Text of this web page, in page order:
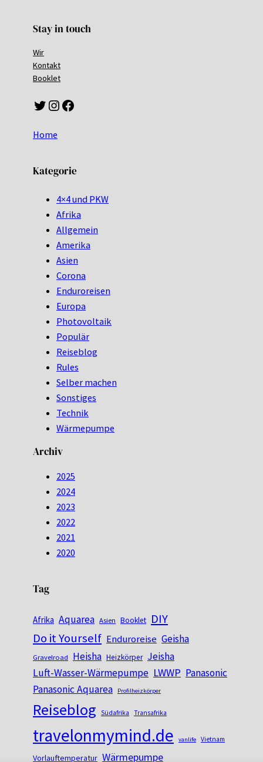
Stay in touch
Wir
Kontakt
Booklet
Twitter Instagram Facebook
Home
Kategorie
4×4 und PKW
Afrika
Allgemein
Amerika
Asien
Corona
Enduroreisen
Europa
Photovoltaik
Populär
Reiseblog
Rules
Selber machen
Sonstiges
Technik
Wärmepumpe
Archiv
2025
2024
2023
2022
2021
2020
Tag
Afrika Aquarea Asien Booklet DIY
Do it Yourself Enduroreise Geisha
Gravelroad Heisha Heizkörper Jeisha
Luft-Wasser-Wärmepumpe LWWP Panasonic
Panasonic Aquarea
Profilheizkörper
Reiseblog Südafrika Transafrika
travelonmymind.de vanlife Vietnam
Vorlauftemperatur Wärmepumpe